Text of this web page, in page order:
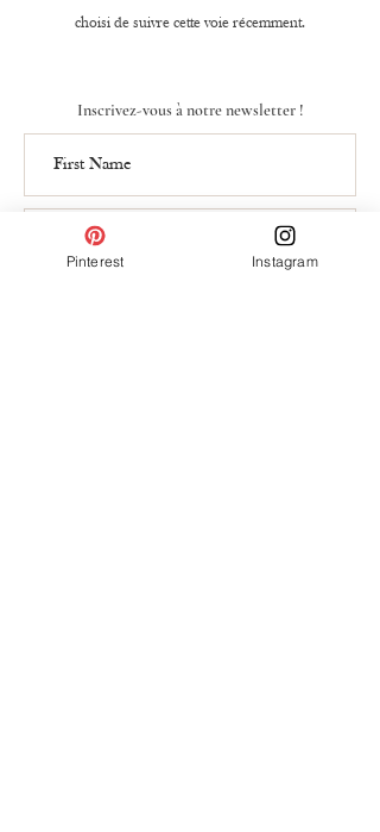
choisi de suivre cette voie récemment.
Inscrivez-vous à notre newsletter !
Pinterest Instagram